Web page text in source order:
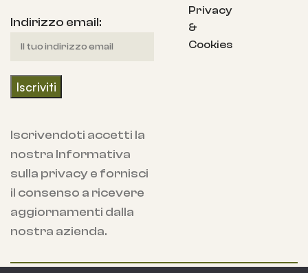
Indirizzo email:
Iscrivendoti accetti la
nostra Informativa
sulla privacy e fornisci
il consenso a ricevere
aggiornamenti dalla
nostra azienda.
Privacy
&
Cookies